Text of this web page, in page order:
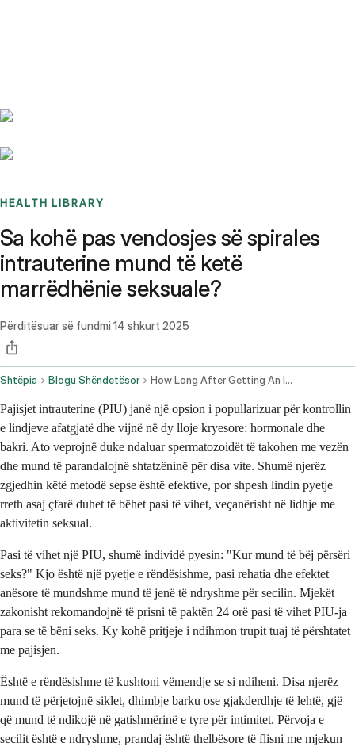
HEALTH LIBRARY
Sa kohë pas vendosjes së spirales
intrauterine mund të ketë
marrëdhënie seksuale?
Përditësuar së fundmi 14 shkurt 2025
Shtëpia Blogu Shëndetësor How Long After Getting An Iud Can One Have Sex
Pajisjet intrauterine (PIU) janë një opsion i popullarizuar për kontrollin
e lindjeve afatgjatë dhe vijnë në dy lloje kryesore: hormonale dhe
bakri. Ato veprojnë duke ndaluar spermatozoidët të takohen me vezën
dhe mund të parandalojnë shtatzëninë për disa vite. Shumë njerëz
zgjedhin këtë metodë sepse është efektive, por shpesh lindin pyetje
rreth asaj çfarë duhet të bëhet pasi të vihet, veçanërisht në lidhje me
aktivitetin seksual.
Pasi të vihet një PIU, shumë individë pyesin: "Kur mund të bëj përsëri
seks?" Kjo është një pyetje e rëndësishme, pasi rehatia dhe efektet
anësore të mundshme mund të jenë të ndryshme për secilin. Mjekët
zakonisht rekomandojnë të prisni të paktën 24 orë pasi të vihet PIU-ja
para se të bëni seks. Ky kohë pritjeje i ndihmon trupit tuaj të përshtatet
me pajisjen.
Është e rëndësishme të kushtoni vëmendje se si ndiheni. Disa njerëz
mund të përjetojnë siklet, dhimbje barku ose gjakderdhje të lehtë, gjë
që mund të ndikojë në gatishmërinë e tyre për intimitet. Përvoja e
secilit është e ndryshme, prandaj është thelbësore të flisni me mjekun